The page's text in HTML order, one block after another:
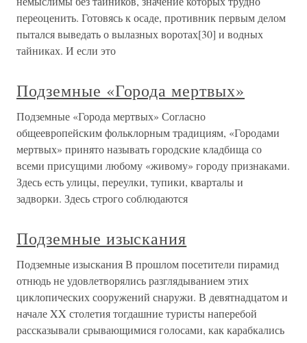
переоценить. Готовясь к осаде, противник первым делом
пытался выведать о вылазных воротах[30] и водных
тайниках. И если это
Подземные «Города мертвых»
Подземные «Города мертвых» Согласно
общеевропейским фольклорным традициям, «Городами
мертвых» принято называть городские кладбища со
всеми присущими любому «живому» городу признаками.
Здесь есть улицы, переулки, тупики, кварталы и
задворки. Здесь строго соблюдаются
Подземные изыскания
Подземные изыскания В прошлом посетители пирамид
отнюдь не удовлетворялись разглядыванием этих
циклопических сооружений снаружи. В девятнадцатом и
начале XX столетия тогдашние туристы наперебой
рассказывали срывающимися голосами, как карабкались